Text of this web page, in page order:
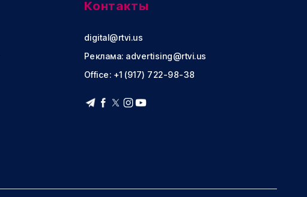
Контакты
digital@rtvi.us
Реклама: advertising@rtvi.us
Office: +1 (917) 722-98-38